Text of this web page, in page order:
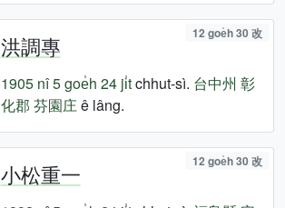
洪調專 12 goe̍h 30 改
1905 nî5 goe̍h 24 ji̍tchhut-sì. 台中州 彰
化郡 芬園庄ê lâng.
小松重一 12 goe̍h 30 改